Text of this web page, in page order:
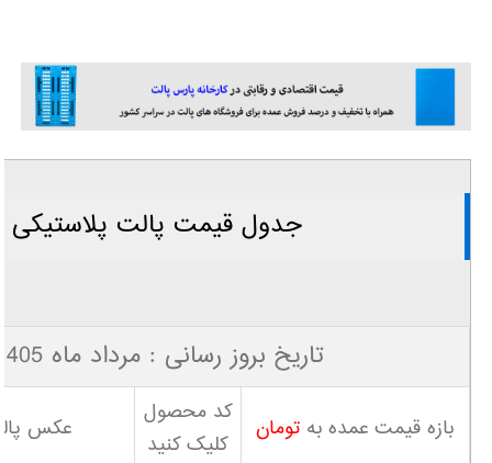
جدول قیمت پالت پلاستیکی
تاریخ بروز رسانی : مرداد ماه 1405
بازه قیمت عمده به تومان
کد محصول
کلیک کنید
عکس